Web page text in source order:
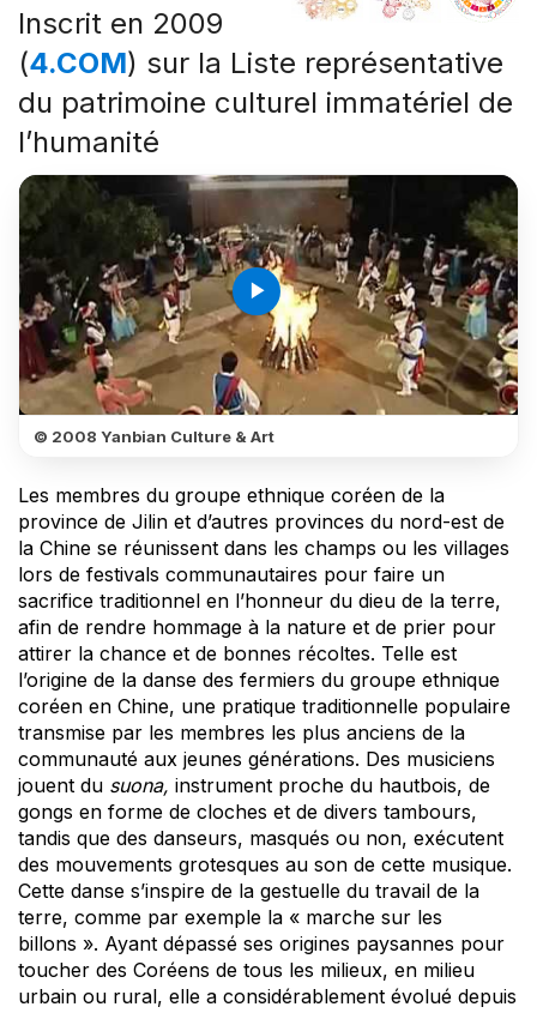
Inscrit en 2009
(4.COM) sur la Liste représentative
du patrimoine culturel immatériel de
l’humanité
play_arrow
© 2008 Yanbian Culture & Art
Les membres du groupe ethnique coréen de la
province de Jilin et d’autres provinces du nord-est de
la Chine se réunissent dans les champs ou les villages
lors de festivals communautaires pour faire un
sacrifice traditionnel en l’honneur du dieu de la terre,
afin de rendre hommage à la nature et de prier pour
attirer la chance et de bonnes récoltes. Telle est
l’origine de la danse des fermiers du groupe ethnique
coréen en Chine, une pratique traditionnelle populaire
transmise par les membres les plus anciens de la
communauté aux jeunes générations. Des musiciens
jouent du suona, instrument proche du hautbois, de
gongs en forme de cloches et de divers tambours,
tandis que des danseurs, masqués ou non, exécutent
des mouvements grotesques au son de cette musique.
Cette danse s’inspire de la gestuelle du travail de la
terre, comme par exemple la « marche sur les
billons ». Ayant dépassé ses origines paysannes pour
toucher des Coréens de tous les milieux, en milieu
urbain ou rural, elle a considérablement évolué depuis